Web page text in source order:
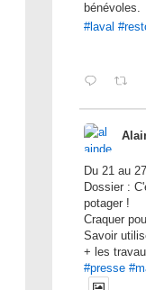
bénévoles.
#laval
Du 21 au
Dossier :
potager !
Craquer
Savoir
+ les
#presse